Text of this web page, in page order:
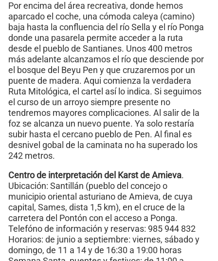
Por encima del área recreativa, donde hemos
aparcado el coche, una cómoda caleya (camino)
baja hasta la confluencia del río Sella y el río Ponga
donde una pasarela permite acceder a la ruta
desde el pueblo de Santianes. Unos 400 metros
más adelante alcanzamos el río que desciende por
el bosque del Beyu Pen y que cruzaremos por un
puente de madera. Aqui comienza la verdadera
Ruta Mitológica, el cartel así lo indica. Si seguimos
el curso de un arroyo siempre presente no
tendremos mayores complicaciones. Al salir de la
foz se alcanza un nuevo puente. Ya solo restaría
subir hasta el cercano pueblo de Pen. Al final es
desnivel gobal de la caminata no ha superado los
242 metros.
Centro de interpretación del Karst de Amieva.
Ubicación: Santillán (pueblo del concejo o
municipio oriental asturiano de Amieva, de cuya
capital, Sames, dista 1,5 km), en el cruce de la
carretera del Pontón con el acceso a Ponga.
Telefóno de información y reservas: 985 944 832
Horarios: de junio a septiembre: viernes, sábado y
domingo, de 11 a 14 y de 16:30 a 19:00 horas